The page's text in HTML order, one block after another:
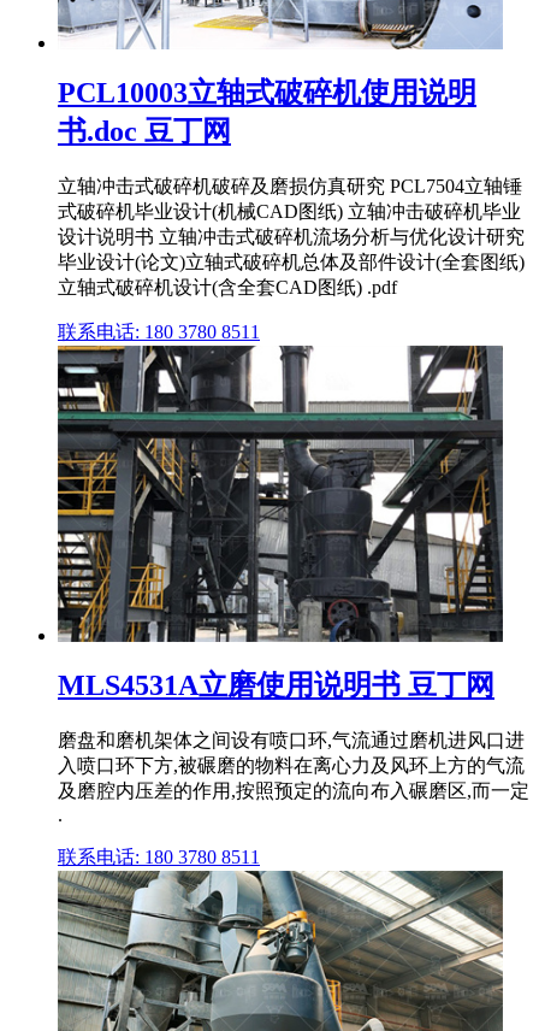
PCL10003立轴式破碎机使用说明
书.doc 豆丁网
立轴冲击式破碎机破碎及磨损仿真研究 PCL7504立轴锤
式破碎机毕业设计(机械CAD图纸) 立轴冲击破碎机毕业
设计说明书 立轴冲击式破碎机流场分析与优化设计研究
毕业设计(论文)立轴式破碎机总体及部件设计(全套图纸)
立轴式破碎机设计(含全套CAD图纸) .pdf
联系电话: 180 3780 8511
MLS4531A立磨使用说明书 豆丁网
磨盘和磨机架体之间设有喷口环,气流通过磨机进风口进
入喷口环下方,被碾磨的物料在离心力及风环上方的气流
及磨腔内压差的作用,按照预定的流向布入碾磨区,而一定
.
联系电话: 180 3780 8511